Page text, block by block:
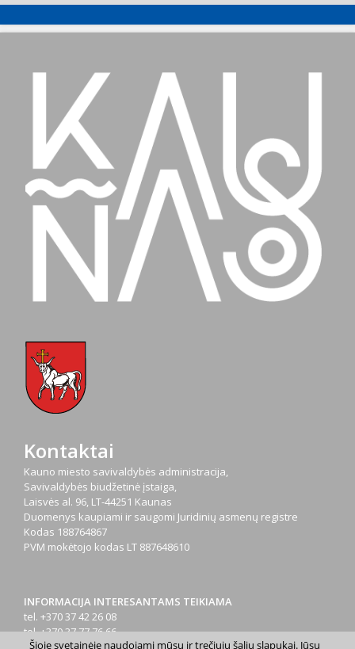
Kontaktai
Kauno miesto savivaldybės administracija,
Savivaldybės biudžetinė įstaiga,
Laisvės al. 96, LT-44251 Kaunas
Duomenys kaupiami ir saugomi Juridinių asmenų registre
Kodas 188764867
PVM mokėtojo kodas LT 887648610
INFORMACIJA INTERESANTAMS TEIKIAMA
tel. +370 37 42 26 08
tel. +370 37 77 76 66
Šioje svetainėje naudojami mūsų ir trečiųjų šalių slapukai. Jūsų